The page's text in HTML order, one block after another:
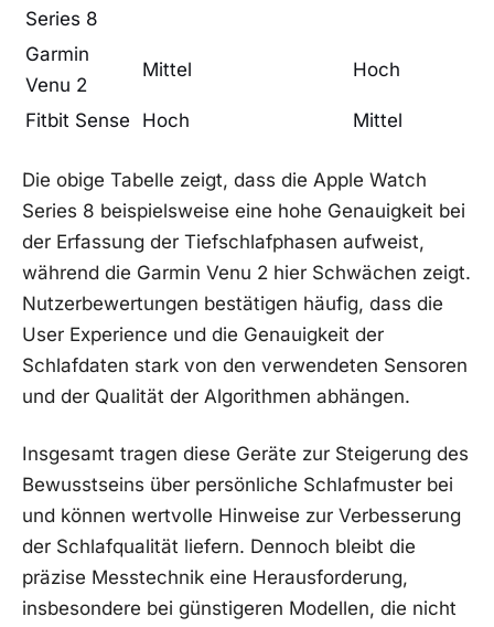
Series 8
Garmin
Venu 2
Mittel Hoch
Fitbit Sense Hoch Mittel
Die obige Tabelle zeigt, dass die Apple Watch
Series 8 beispielsweise eine hohe Genauigkeit ⁤bei
der Erfassung der⁣ Tiefschlafphasen aufweist,
während die Garmin Venu 2 hier Schwächen​ zeigt.
Nutzerbewertungen bestätigen häufig, dass die
User ​Experience‌ und die Genauigkeit der
Schlafdaten stark⁣ von den verwendeten Sensoren
und der Qualität der Algorithmen abhängen.
Insgesamt tragen diese Geräte zur Steigerung des
⁢Bewusstseins über persönliche Schlafmuster bei
und können wertvolle Hinweise zur Verbesserung
der Schlafqualität liefern. Dennoch bleibt die
präzise Messtechnik eine Herausforderung,⁤
insbesondere bei günstigeren Modellen, die nicht